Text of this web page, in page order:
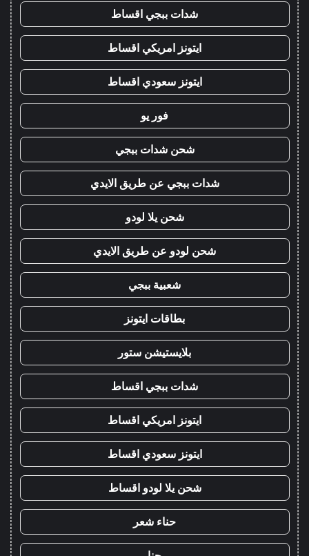
شدات ببجي اقساط
ايتونز امريكي اقساط
ايتونز سعودي اقساط
فور يو
شحن شدات ببجي
شدات ببجي عن طريق الايدي
شحن يلا لودو
شحن لودو عن طريق الايدي
شعبية ببجي
بطاقات ايتونز
بلايستيشن ستور
شدات ببجي اقساط
ايتونز امريكي اقساط
ايتونز سعودي اقساط
شحن يلا لودو اقساط
حناء شعر